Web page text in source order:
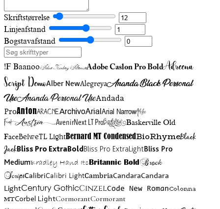
Skriftstørrelse
Linjeafstand
Bogstavafstand
!F BaanooAdine Kirnberg AlternateAdobe Caslon Pro BoldAdreena
Script DemoAlber NewAlegreyaAnanda Black Personal
UseAnanda Personal UseAndada
ProAntonAracneArchivoArialArial NarrowArtistic
FriendAustriaAvenirNext LT ProBadelionBaskerville Old
FaceBelweTL LightBernard MT CondensedBioRhymeBlack
JackBliss Pro ExtraBoldBliss Pro ExtraLightBliss Pro
MediumBradley Hand Itc Britannic Bold Brock
ScriptCalibriCalibri LightCambriaCandaraCandara
LightCentury GothicCinzelCode New RomanColonna
MTCorbel LightCormorantCormorant